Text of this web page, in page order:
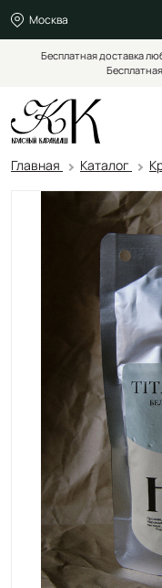
Москва
Бесплатная доставка
Главная Каталог